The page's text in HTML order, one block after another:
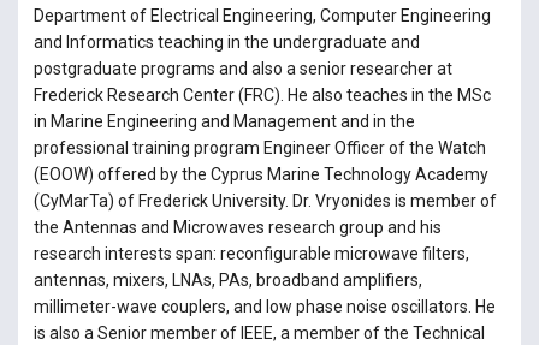
Department of Electrical Engineering, Computer Engineering
and Informatics teaching in the undergraduate and
postgraduate programs and also a senior researcher at
Frederick Research Center (FRC). He also teaches in the MSc
in Marine Engineering and Management and in the
professional training program Engineer Officer of the Watch
(EOOW) offered by the Cyprus Marine Technology Academy
(CyMarTa) of Frederick University. Dr. Vryonides is member of
the Antennas and Microwaves research group and his
research interests span: reconfigurable microwave filters,
antennas, mixers, LNAs, PAs, broadband amplifiers,
millimeter-wave couplers, and low phase noise oscillators. He
is also a Senior member of IEEE, a member of the Technical